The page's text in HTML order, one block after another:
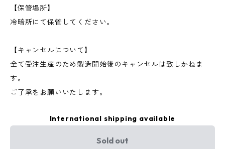
【保管場所】
冷暗所にて保管してください。
【キャンセルについて】
全て受注生産のため製造開始後のキャンセルは致しかねま
す。
ご了承をお願いいたします。
International shipping available
Sold out